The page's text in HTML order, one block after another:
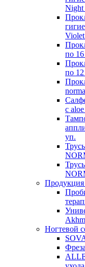
Night
по
по
c
уп.
Ногтевой